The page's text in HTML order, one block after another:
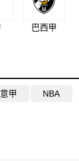
巴西甲
意甲 NBA